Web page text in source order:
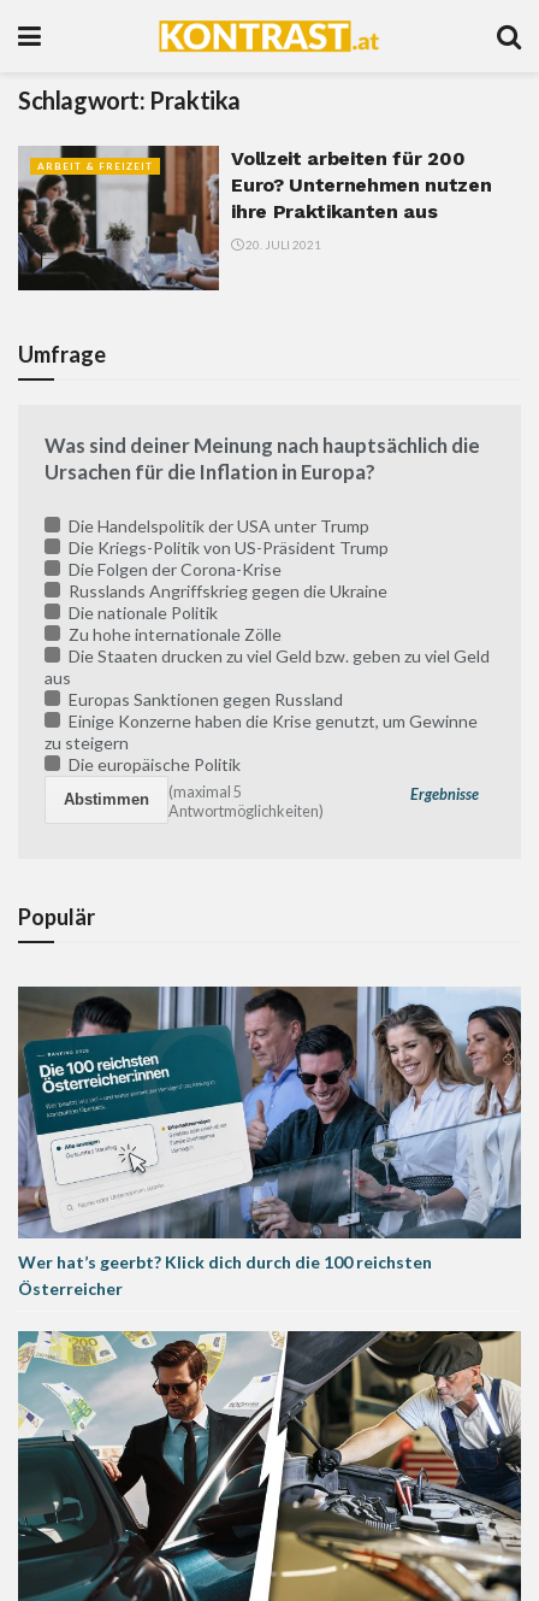
Schlagwort: Praktika
ARBEIT & FREIZEIT
Vollzeit arbeiten für 200
Euro? Unternehmen nutzen
ihre Praktikanten aus
20. JULI 2021
Umfrage
Was sind deiner Meinung nach hauptsächlich die
Ursachen für die Inflation in Europa?
Die Handelspolitik der USA unter Trump
Die Kriegs-Politik von US-Präsident Trump
Die Folgen der Corona-Krise
Russlands Angriffskrieg gegen die Ukraine
Die nationale Politik
Zu hohe internationale Zölle
Die Staaten drucken zu viel Geld bzw. geben zu viel Geld
aus
Europas Sanktionen gegen Russland
Einige Konzerne haben die Krise genutzt, um Gewinne
zu steigern
Die europäische Politik
Ergebnisse
(maximal 5
Antwortmöglichkeiten)
Populär
Wer hat’s geerbt? Klick dich durch die 100 reichsten
Österreicher